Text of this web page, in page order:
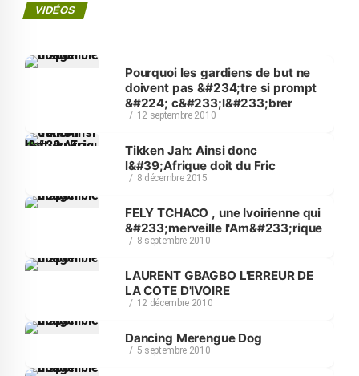
VIDÉOS
Pourquoi les gardiens de but ne
doivent pas &#234;tre si prompt
&#224; c&#233;l&#233;brer
12 septembre 2010
Tikken Jah: Ainsi donc
l&#39;Afrique doit du Fric
8 décembre 2015
FELY TCHACO , une Ivoirienne qui
&#233;merveille l'Am&#233;rique
8 septembre 2010
LAURENT GBAGBO L'ERREUR DE
LA COTE D'IVOIRE
12 décembre 2010
Dancing Merengue Dog
5 septembre 2010